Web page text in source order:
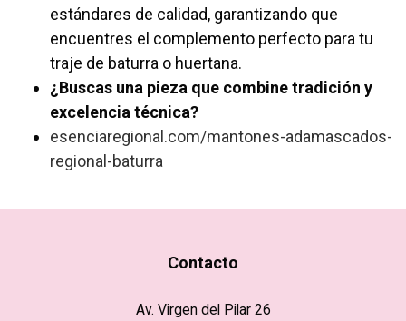
estándares de calidad, garantizando que
encuentres el complemento perfecto para tu
traje de baturra o huertana.
¿Buscas una pieza que combine tradición y
excelencia técnica?
esenciaregional.com/mantones-adamascados-
regional-baturra
Contacto
Av. Virgen del Pilar 26